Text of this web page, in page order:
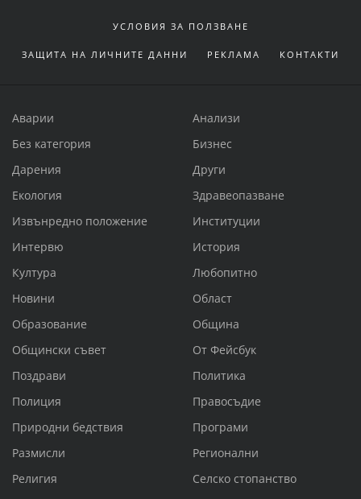
УСЛОВИЯ ЗА ПОЛЗВАНЕ
ЗАЩИТА НА ЛИЧНИТЕ ДАННИ РЕКЛАМА КОНТАКТИ
Аварии
Анализи
Без категория
Бизнес
Дарения
Други
Екология
Здравеопазване
Извънредно положение
Институции
Интервю
История
Култура
Любопитно
Новини
Област
Образование
Община
Общински съвет
От Фейсбук
Поздрави
Политика
Полиция
Правосъдие
Природни бедствия
Програми
Размисли
Регионални
Религия
Селско стопанство